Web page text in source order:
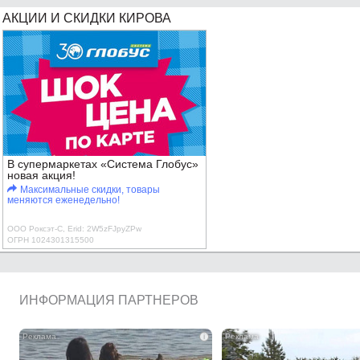
АКЦИИ И СКИДКИ КИРОВА
В супермаркетах «Система Глобус»
новая акция!
Максимальные скидки, товары
меняются еженедельно!
ООО Роксэт-С, Erid: 2W5zFJpyZPw
ОГРН 1024301315500
ИНФОРМАЦИЯ ПАРТНЕРОВ
i